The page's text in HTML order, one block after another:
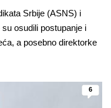
Srbije (ASNS) i
osudili postupanje i
a posebno direktorke
6